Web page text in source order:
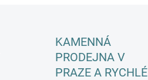
KAMENNÁ
PRODEJNA V
PRAZE A RYCHLÉ